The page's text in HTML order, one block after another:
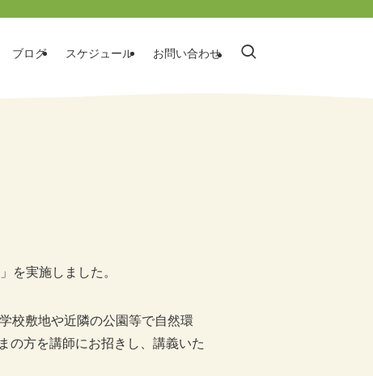
ブログ スケジュール お問い合わせ
を実施しました。
校敷地や近隣の公園等で自然環
の方を講師にお招きし、講義いた